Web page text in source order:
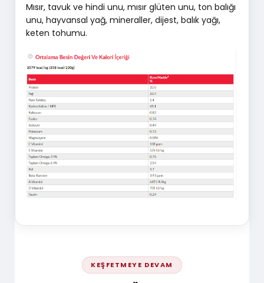
Mısır, tavuk ve hindi unu, mısır glüten unu, ton balığı
unu, hayvansal yağ, mineraller, dijest, balık yağı,
keten tohumu.
KEŞFETMEYE DEVAM